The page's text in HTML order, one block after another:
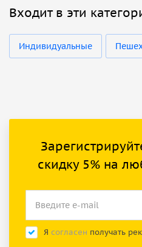
Входит в эти
Индивидуальные
скидку 5% на
Я согласен получать